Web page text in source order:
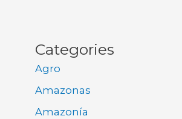
Categories
Agro
Amazonas
Amazonía